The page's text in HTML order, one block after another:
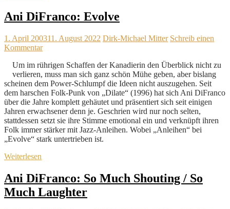
Ani DiFranco: Evolve
1. April 200311. August 2022 Dirk-Michael Mitter Schreib einen
Kommentar
Um im rührigen Schaffen der Kanadierin den Überblick nicht zu
verlieren, muss man sich ganz schön Mühe geben, aber bislang
scheinen dem Power-Schlumpf die Ideen nicht auszugehen. Seit
dem harschen Folk-Punk von „Dilate“ (1996) hat sich Ani DiFranco
über die Jahre komplett gehäutet und präsentiert sich seit einigen
Jahren erwachsener denn je. Geschrien wird nur noch selten,
stattdessen setzt sie ihre Stimme emotional ein und verknüpft ihren
Folk immer stärker mit Jazz-Anleihen. Wobei „Anleihen“ bei
„Evolve“ stark untertrieben ist.
Weiterlesen
Ani DiFranco: So Much Shouting / So
Much Laughter